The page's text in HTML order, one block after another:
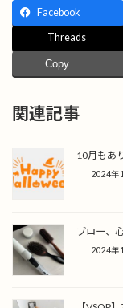
Facebook
Threads
Copy
関連記事
10月もあ
2024年
ブロー、
2024年